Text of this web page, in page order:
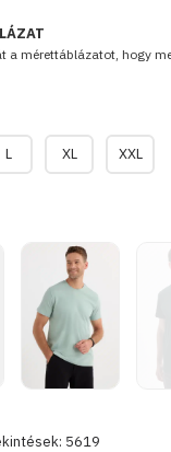
a mérettáblázatot, hogy
5619
L XL XXL